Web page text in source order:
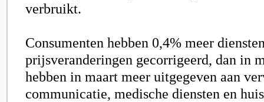
verbruikt.
Consumenten hebben 0,4% meer
prijsveranderingen gecorrigeerd, dan in
hebben in maart meer uitgegeven aan
communicatie, medische diensten en